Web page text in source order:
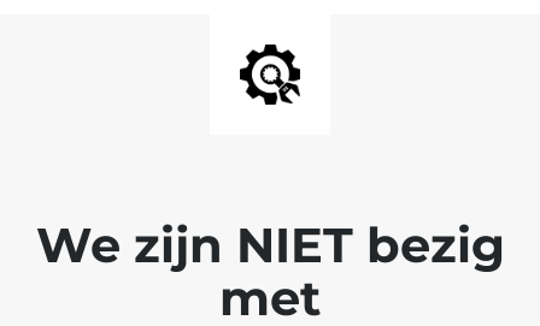
We zijn NIET bezig
met